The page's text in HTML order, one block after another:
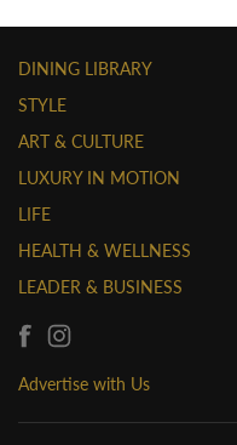
DINING LIBRARY
STYLE
ART & CULTURE
LUXURY IN MOTION
LIFE
HEALTH & WELLNESS
LEADER & BUSINESS
Advertise with Us